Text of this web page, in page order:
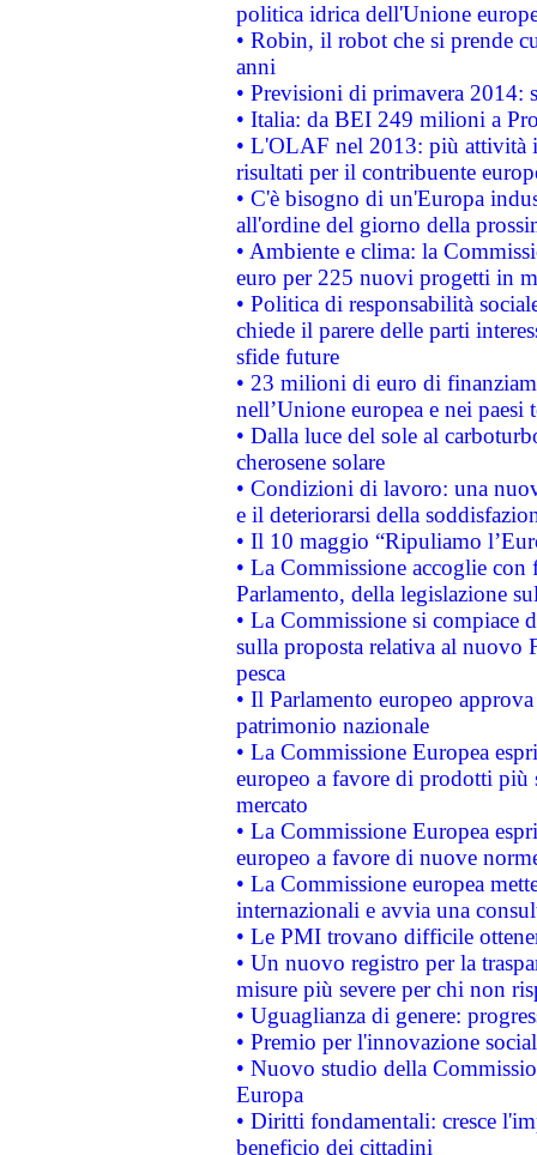
politica idrica dell'Unione
• Robin, il robot che si prende
anni
• Previsioni di primavera 2014:
• Italia: da BEI 249 milioni a
• L'OLAF nel 2013: più attività
risultati per il contribuente
• C'è bisogno di un'Europa
all'ordine del giorno della
• Ambiente e clima: la
euro per 225 nuovi progetti in
• Politica di responsabilità
chiede il parere delle parti
sfide future
• 23 milioni di euro di
nell’Unione europea e nei paesi
• Dalla luce del sole al
cherosene solare
• Condizioni di lavoro: una
e il deteriorarsi della
• Il 10 maggio “Ripuliamo
• La Commissione accoglie
Parlamento, della legislazione
• La Commissione si compiace
sulla proposta relativa al nuovo
pesca
• Il Parlamento europeo
patrimonio nazionale
• La Commissione Europea
europeo a favore di prodotti
mercato
• La Commissione Europea
europeo a favore di nuove
• La Commissione europea
internazionali e avvia una
• Le PMI trovano difficile
• Un nuovo registro per la
misure più severe per chi non
• Uguaglianza di genere:
• Premio per l'innovazione
• Nuovo studio della
Europa
• Diritti fondamentali: cresce
beneficio dei cittadini